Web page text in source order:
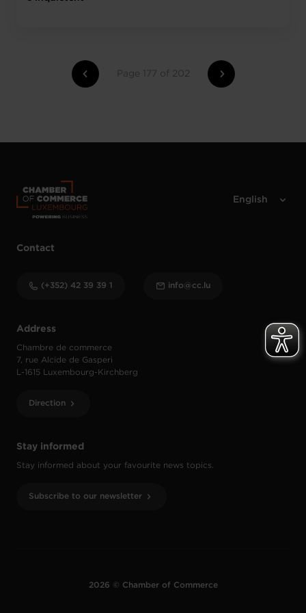
Page 177 of 202
Stay informed
Stay informed about your favourite news topics.
Subscribe to our newsletter
Address
Chambre de commerce
7, rue Alcide de Gasperi
L-1615 Luxembourg-Kirchberg
Direction
Contact
(+352) 42 39 39 1 info@cc.lu
2026 © Chamber of Commerce